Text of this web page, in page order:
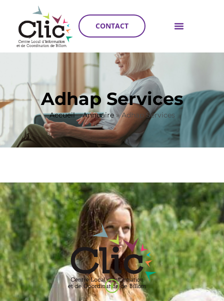
CONTACT
Adhap Services
Accueil»Annuaire»Adhap Services